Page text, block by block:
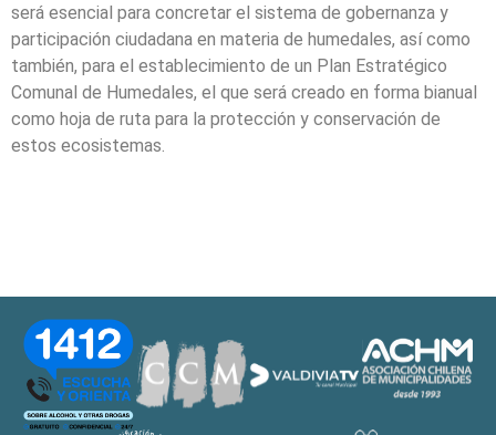
será esencial para concretar el sistema de gobernanza y
participación ciudadana en materia de humedales, así como
también, para el establecimiento de un Plan Estratégico
Comunal de Humedales, el que será creado en forma bianual
como hoja de ruta para la protección y conservación de
estos ecosistemas.